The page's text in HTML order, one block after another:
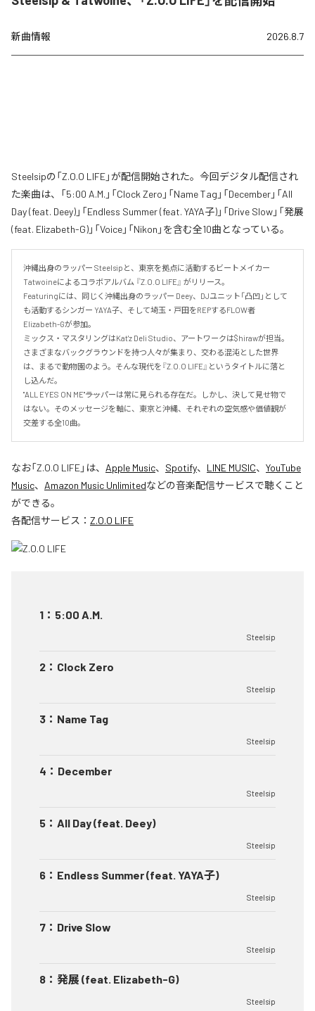
新曲情報 2026.8.7
Steelsipの「Z.O.O LIFE」が配信開始された。今回デジタル配信され
た楽曲は、「5:00 A.M.」「Clock Zero」「Name Tag」「December」「All
Day (feat. Deey)」「Endless Summer (feat. YAYA子)」「Drive Slow」「発展
(feat. Elizabeth-G)」「Voice」「Nikon」を含む全10曲となっている。
沖縄出身のラッパー Steelsipと、東京を拠点に活動するビートメイカー
Tatwoineによるコラボアルバム 『Z.O.O LIFE』 がリリース。
Featuringには、同じく沖縄出身のラッパー Deey、DJユニット「凸凹」として
も活動するシンガー YAYA子、そして埼玉・戸田をREPするFLOW者
Elizabeth-Gが参加。
ミックス・マスタリングはKat'z Deli Studio、アートワークは$hirawが担当。
さまざまなバックグラウンドを持つ人々が集まり、交わる混沌とした世界
は、まるで動物園のよう。そんな現代を『Z.O.O LIFE』というタイトルに落と
し込んだ。
"ALL EYES ON ME"――ラッパーは常に見られる存在だ。しかし、決して見せ物で
はない。そのメッセージを軸に、東京と沖縄、それぞれの空気感や価値観が
交差する全10曲。
なお「Z.O.O LIFE」は、 Apple Music、 Spotify、 LINE MUSIC、 YouTube
Music、 Amazon Music Unlimitedなどの音楽配信サービスで聴くこと
ができる。
各配信サービス： Z.O.O LIFE
1 ： 5:00 A.M.
Steelsip
2 ： Clock Zero
Steelsip
3 ： Name Tag
Steelsip
4 ： December
Steelsip
5 ： All Day (feat. Deey)
Steelsip
6 ： Endless Summer (feat. YAYA子)
Steelsip
7 ： Drive Slow
Steelsip
8 ： 発展 (feat. Elizabeth-G)
Steelsip